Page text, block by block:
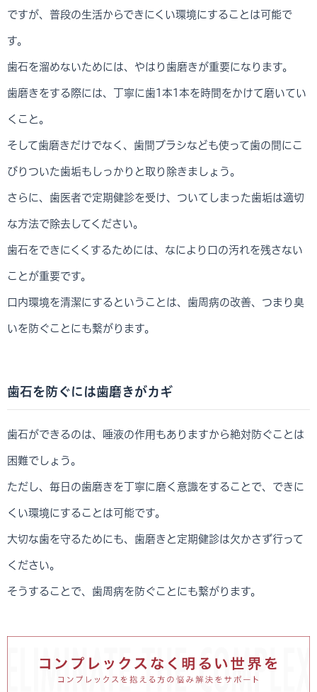
ですが、普段の生活からできにくい環境にすることは可能で
す。
歯石を溜めないためには、やはり歯磨きが重要になります。
歯磨きをする際には、丁寧に歯1本1本を時間をかけて磨いてい
くこと。
そして歯磨きだけでなく、歯間ブラシなども使って歯の間にこ
びりついた歯垢もしっかりと取り除きましょう。
さらに、歯医者で定期健診を受け、ついてしまった歯垢は適切
な方法で除去してください。
歯石をできにくくするためには、なにより口の汚れを残さない
ことが重要です。
口内環境を清潔にするということは、歯周病の改善、つまり臭
いを防ぐことにも繋がります。
歯石を防ぐには歯磨きがカギ
歯石ができるのは、唾液の作用もありますから絶対防ぐことは
困難でしょう。
ただし、毎日の歯磨きを丁寧に磨く意識をすることで、できに
くい環境にすることは可能です。
大切な歯を守るためにも、歯磨きと定期健診は欠かさず行って
ください。
そうすることで、歯周病を防ぐことにも繋がります。